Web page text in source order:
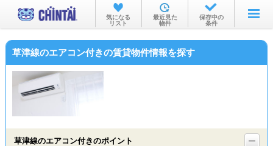
お部屋を探す
沿線・駅から
物件特集から
気になる
リスト
最近見た
物件
保存中の
条件
草津線のエアコン付きの賃貸物件情報を探す
草津線のエアコン付きのポイント